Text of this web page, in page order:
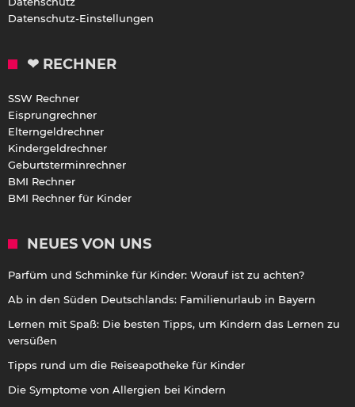
Datenschutz-Einstellungen
❤ RECHNER
SSW Rechner
Eisprungrechner
Elterngeldrechner
Kindergeldrechner
Geburtsterminrechner
BMI Rechner
BMI Rechner für Kinder
NEUES VON UNS
Parfüm und Schminke für Kinder: Worauf ist zu achten?
Ab in den Süden Deutschlands: Familienurlaub in Bayern
Lernen mit Spaß: Die besten Tipps, um Kindern das Lernen zu
versüßen
Tipps rund um die Reiseapotheke für Kinder
Die Symptome von Allergien bei Kindern